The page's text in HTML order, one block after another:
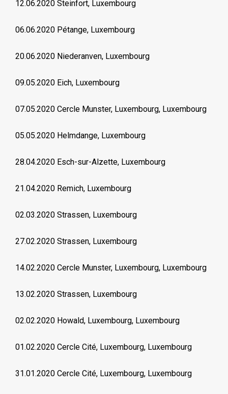
12.06.2020 Steinfort, Luxembourg
06.06.2020 Pétange, Luxembourg
20.06.2020 Niederanven, Luxembourg
09.05.2020 Eich, Luxembourg
07.05.2020 Cercle Munster, Luxembourg, Luxembourg
05.05.2020 Helmdange, Luxembourg
28.04.2020 Esch-sur-Alzette, Luxembourg
21.04.2020 Remich, Luxembourg
02.03.2020 Strassen, Luxembourg
27.02.2020 Strassen, Luxembourg
14.02.2020 Cercle Munster, Luxembourg, Luxembourg
13.02.2020 Strassen, Luxembourg
02.02.2020 Howald, Luxembourg, Luxembourg
01.02.2020 Cercle Cité, Luxembourg, Luxembourg
31.01.2020 Cercle Cité, Luxembourg, Luxembourg